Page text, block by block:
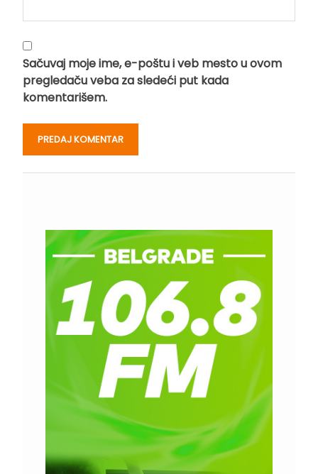
Sačuvaj moje ime, e-poštu i veb mesto u ovom
pregledaču veba za sledeći put kada
komentarišem.